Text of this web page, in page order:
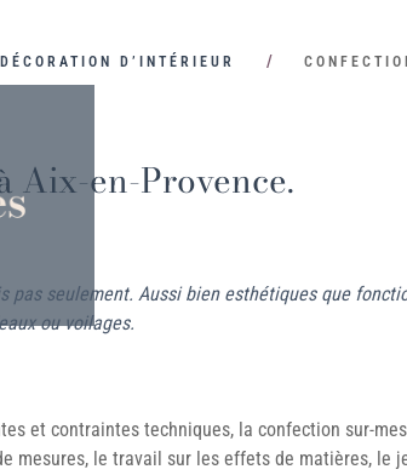
DÉCORATION D’INTÉRIEUR
Aix-en-Provence.
seulement. Aussi bien esthétiques que
ou voilages.
et contraintes techniques, la confection sur-
mesures, le travail sur les effets de matières, le